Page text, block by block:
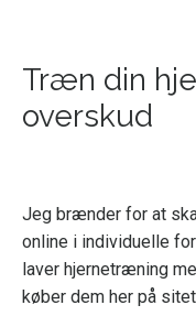
Træn din
overskud
Jeg brænder for at
online i individuelle
laver hjernetræning
køber dem her på